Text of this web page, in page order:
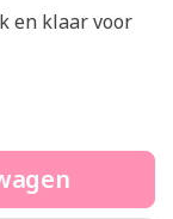
en klaar voor